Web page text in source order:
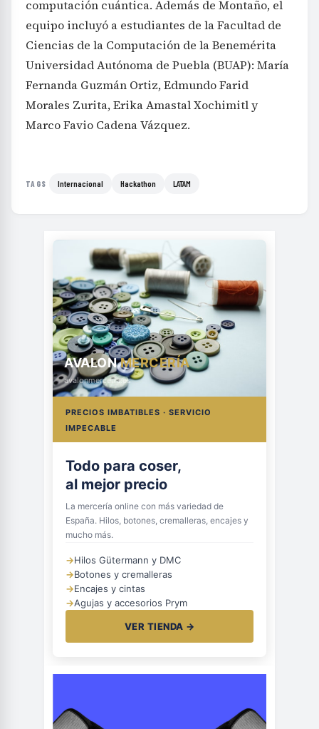
computación cuántica. Además de Montaño, el
equipo incluyó a estudiantes de la Facultad de
Ciencias de la Computación de la Benemérita
Universidad Autónoma de Puebla (BUAP): María
Fernanda Guzmán Ortiz, Edmundo Farid
Morales Zurita, Erika Amastal Xochimitl y
Marco Favio Cadena Vázquez.
TAGS Internacional Hackathon LATAM
AVALONMERCERÍA
avalonmerceria.es
PRECIOS IMBATIBLES · SERVICIO
IMPECABLE
Todo para coser,
al mejor precio
La mercería online con más variedad de
España. Hilos, botones, cremalleras, encajes y
mucho más.
→Hilos Gütermann y DMC
→Botones y cremalleras
→Encajes y cintas
→Agujas y accesorios Prym
VER TIENDA →